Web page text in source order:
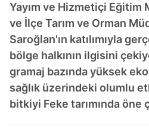
Yayım ve Hizmetiçi
ve İlçe Tarım ve Orman
Saroğlan'ın katılımıyla
bölge halkının ilgisini
gramaj bazında yüksek
sağlık üzerindeki olumlu
bitkiyi Feke tarımında öne